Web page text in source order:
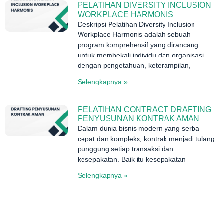
PELATIHAN DIVERSITY INCLUSION
WORKPLACE HARMONIS
Deskripsi Pelatihan Diversity Inclusion
Workplace Harmonis adalah sebuah
program komprehensif yang dirancang
untuk membekali individu dan organisasi
dengan pengetahuan, keterampilan,
Selengkapnya »
PELATIHAN CONTRACT DRAFTING
PENYUSUNAN KONTRAK AMAN
Dalam dunia bisnis modern yang serba
cepat dan kompleks, kontrak menjadi tulang
punggung setiap transaksi dan
kesepakatan. Baik itu kesepakatan
Selengkapnya »